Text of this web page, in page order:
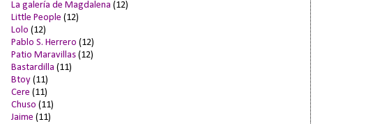
La galería de Magdalena (12)
Little People (12)
Lolo (12)
Pablo S. Herrero (12)
Patio Maravillas (12)
Bastardilla (11)
Btoy (11)
Cere (11)
Chuso (11)
Jaime (11)